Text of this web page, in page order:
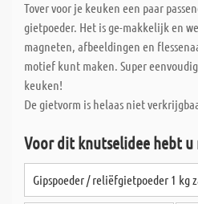
Tover voor je keuken een paar
gietpoeder. Het is ge-makkelijk en
magneten, afbeeldingen en
motief kunt maken. Super
keuken!
De gietvorm is helaas niet
Voor dit knutselidee hebt u
Gipspoeder / reliëfgietpoeder 1 kg